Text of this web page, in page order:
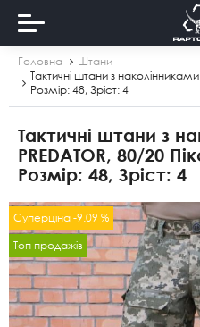
Головна
Штани
Тактичні штани з
Розмір: 48, Зріст: 4
Тактичні штани з
PREDATOR, 80/20
Розмір: 48, Зріст: 4
Суперціна -9.09 %
Топ продажів